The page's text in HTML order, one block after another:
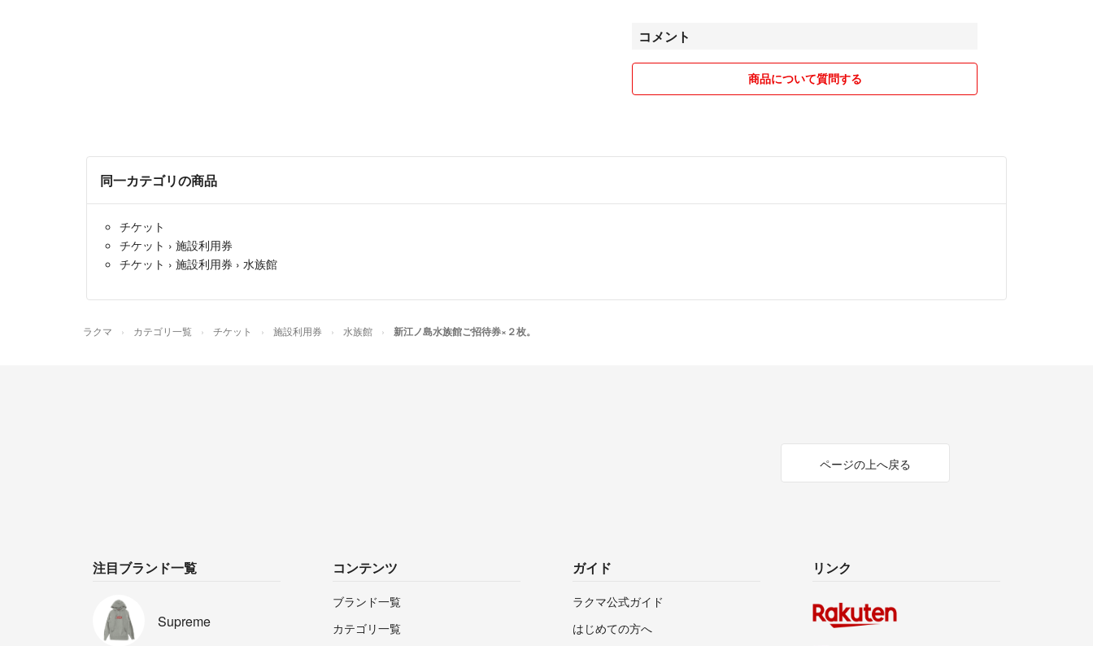
コメント
商品について質問する
同一カテゴリの商品
チケット
チケット › 施設利用券
チケット › 施設利用券 › 水族館
ラクマ カテゴリ一覧 チケット 施設利用券 水族館 新江ノ島水族館ご招待券×２枚。
ページの上へ戻る
注目ブランド一覧
Supreme
コンテンツ
ブランド一覧
カテゴリ一覧
ガイド
ラクマ公式ガイド
はじめての方へ
リンク